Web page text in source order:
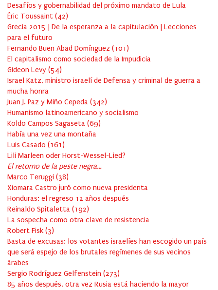
Desafíos y gobernabilidad del próximo mandato de Lula
Éric Toussaint (42)
Grecia 2015 | De la esperanza a la capitulación | Lecciones
para el futuro
Fernando Buen Abad Domínguez (101 )
El capitalismo como sociedad de la Impudicia
Gideon Levy (54)
Israel Katz, ministro israelí de Defensa y criminal de guerra a
mucha honra
Juan J. Paz y Miño Cepeda (342)
Humanismo latinoamericano y socialismo
Koldo Campos Sagaseta (69)
Había una vez una montaña
Luis Casado (161 )
Lili Marleen oder Horst-Wessel-Lied?
El retorno de la peste negra…
Marco Teruggi (38)
Xiomara Castro juró como nueva presidenta
Honduras: el regreso 12 años después
Reinaldo Spitaletta (192)
La sospecha como otra clave de resistencia
Robert Fisk (3)
Basta de excusas: los votantes israelíes han escogido un país
que será espejo de los brutales regímenes de sus vecinos
árabes
Sergio Rodríguez Gelfenstein (273)
85 años después, otra vez Rusia está haciendo la mayor